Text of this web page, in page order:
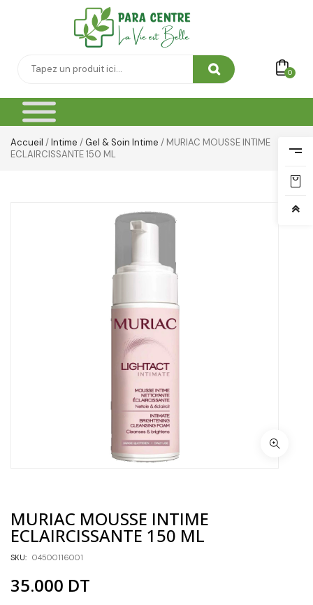
0
Accueil /Intime /Gel & Soin Intime / MURIAC MOUSSE INTIME
ECLAIRCISSANTE 150 ML
MURIAC MOUSSE INTIME
ECLAIRCISSANTE 150 ML
SKU: 04500116001
35.000 DT